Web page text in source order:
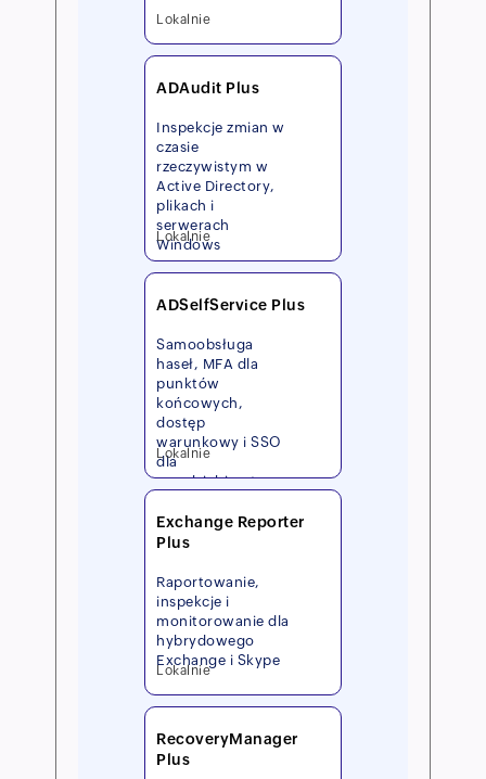
Lokalnie
ADAudit Plus
Inspekcje zmian w
czasie
rzeczywistym w
Active Directory,
plikach i
serwerach
Windows
Lokalnie
ADSelfService Plus
Samoobsługa
haseł, MFA dla
punktów
końcowych,
dostęp
warunkowy i SSO
dla
przedsiębiorstw
Lokalnie
Exchange Reporter
Plus
Raportowanie,
inspekcje i
monitorowanie dla
hybrydowego
Exchange i Skype
Lokalnie
RecoveryManager
Plus